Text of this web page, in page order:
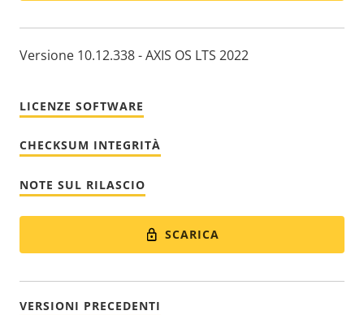
Versione 10.12.338 - AXIS OS LTS 2022
LICENZE SOFTWARE
CHECKSUM INTEGRITÀ
NOTE SUL RILASCIO
SCARICA
VERSIONI PRECEDENTI